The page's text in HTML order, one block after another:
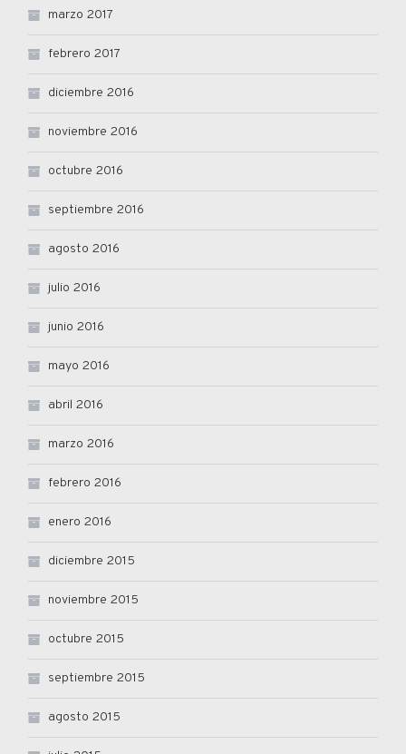
marzo 2017
febrero 2017
diciembre 2016
noviembre 2016
octubre 2016
septiembre 2016
agosto 2016
julio 2016
junio 2016
mayo 2016
abril 2016
marzo 2016
febrero 2016
enero 2016
diciembre 2015
noviembre 2015
octubre 2015
septiembre 2015
agosto 2015